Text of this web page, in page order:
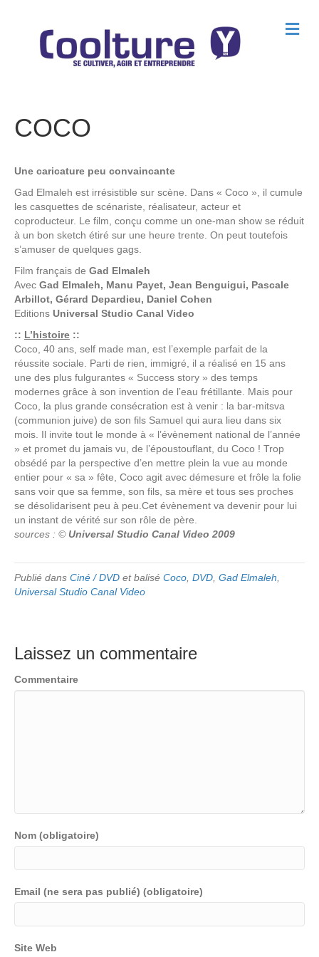
M
e
COCO
Une caricature peu convaincante
Gad Elmaleh est irrésistible sur scène. Dans « Coco », il cumule
les casquettes de scénariste, réalisateur, acteur et
coproducteur. Le film, conçu comme un one-man show se réduit
à un bon sketch étiré sur une heure trente. On peut toutefois
s’amuser de quelques gags.
Film français de Gad Elmaleh
Avec Gad Elmaleh, Manu Payet, Jean Benguigui, Pascale
Arbillot, Gérard Depardieu, Daniel Cohen
Editions Universal Studio Canal Video
:: L’histoire ::
Coco, 40 ans, self made man, est l’exemple parfait de la
réussite sociale. Parti de rien, immigré, il a réalisé en 15 ans
une des plus fulgurantes « Success story » des temps
modernes grâce à son invention de l’eau frétillante. Mais pour
Coco, la plus grande consécration est à venir : la bar-mitsva
(communion juive) de son fils Samuel qui aura lieu dans six
mois. Il invite tout le monde à « l’évènement national de l’année
» et promet du jamais vu, de l’époustouflant, du Coco ! Trop
obsédé par la perspective d’en mettre plein la vue au monde
entier pour « sa » fête, Coco agit avec démesure et frôle la folie
sans voir que sa femme, son fils, sa mère et tous ses proches
se désolidarisent peu à peu.Cet évènement va devenir pour lui
un instant de vérité sur son rôle de père.
sources : © Universal Studio Canal Video 2009
Publié dans Ciné / DVD et balisé Coco DVD Gad Elmaleh
Universal Studio Canal Video
Laissez un commentaire
Commentaire
Nom (obligatoire)
Email (ne sera pas publié) (obligatoire)
Site Web